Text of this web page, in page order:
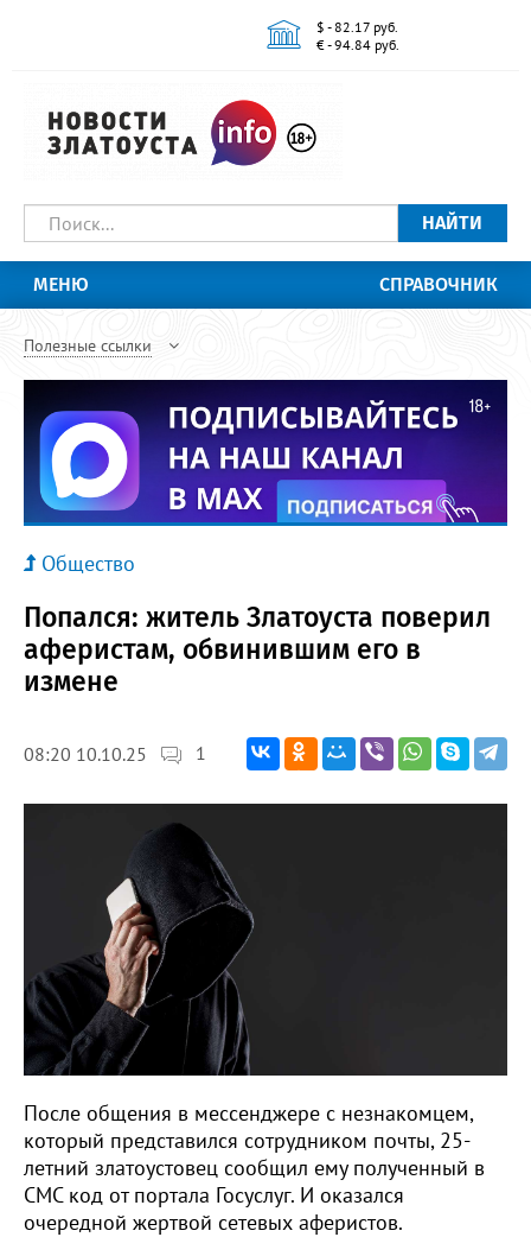
$ - 82.17 руб.
€ - 94.84 руб.
НАЙТИ
МЕНЮ СПРАВОЧНИК
Полезные ссылки
Общество
Попался: житель Златоуста поверил
аферистам, обвинившим его в
измене
08:20 10.10.25 1
После общения в мессенджере с незнакомцем,
который представился сотрудником почты, 25-
летний златоустовец сообщил ему полученный в
СМС код от портала Госуслуг. И оказался
очередной жертвой сетевых аферистов.